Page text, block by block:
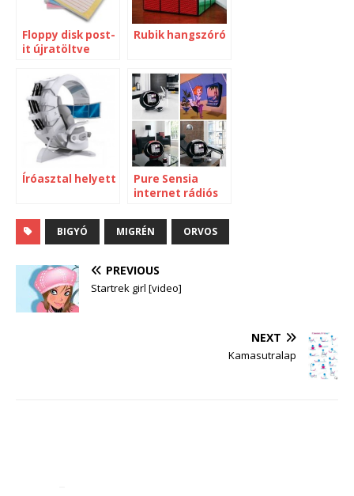
Floppy disk post-
it újratöltve
Rubik hangszóró
Íróasztal helyett
Pure Sensia
internet rádiós
BIGYÓ MIGRÉN ORVOS
PREVIOUS
Startrek girl [video]
NEXT
Kamasutralap